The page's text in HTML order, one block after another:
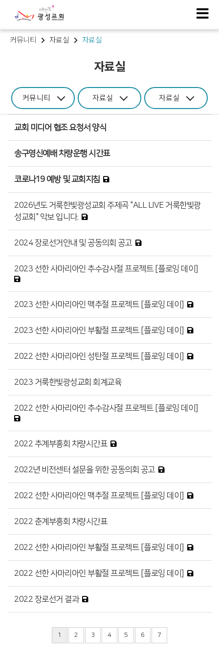
커뮤니티 자료실 자료실
자료실
커뮤니티 자료실 자료실
교회 미디어 협조 요청서 양식
송구영신예배 차량운행 시간표
코로나19 예방 및 교회지침
2026년도 거룩한빛광성교회 주제곡 "ALL LIVE 거룩한빛광
성교회" 악보 입니다.
2024 장로선거안내 및 공동의회 공고
2023 선한 사마리아인 추수감사절 프로젝트 [플로잉 데이]
2023 선한 사마리아인 맥추절 프로젝트 [플로잉 데이]
2023 선한 사마리아인 부활절 프로젝트 [플로잉 데이]
2022 선한 사마리아인 성탄절 프로젝트 [플로잉 데이]
2023 거룩한빛광성교회 회계교육
2022 선한 사마리아인 추수감사절 프로젝트 [플로잉 데이]
2022 추계부흥회 차량시간표
2022년 비전센터 설문을 위한 공동의회 공고
2022 선한 사마리아인 맥추절 프로젝트 [플로잉 데이]
2022 춘계부흥회 차량시간표
2022 선한 사마리아인 부활절 프로젝트 [플로잉 데이]
2022 선한 사마리아인 부활절 프로젝트 [플로잉 데이]
2022 장로선거 결과
1 2 3 4 5 6 7